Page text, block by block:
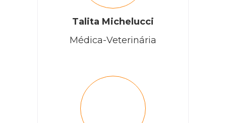
Talita Michelucci
Médica-Veterinária